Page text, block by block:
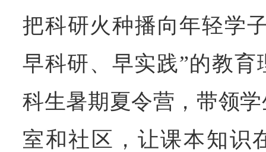
把科研火种播向年轻学
早科研、早实践”的教
科生暑期夏令营，带领
室和社区，让课本知识